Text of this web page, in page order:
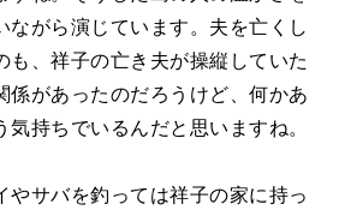
ながら演じています。夫を亡くし
も、祥子の亡き夫が操縦していた
係があったのだろうけど、何かあ
持ちでいるんだと思いますね。
やサバを釣っては祥子の家に持っ